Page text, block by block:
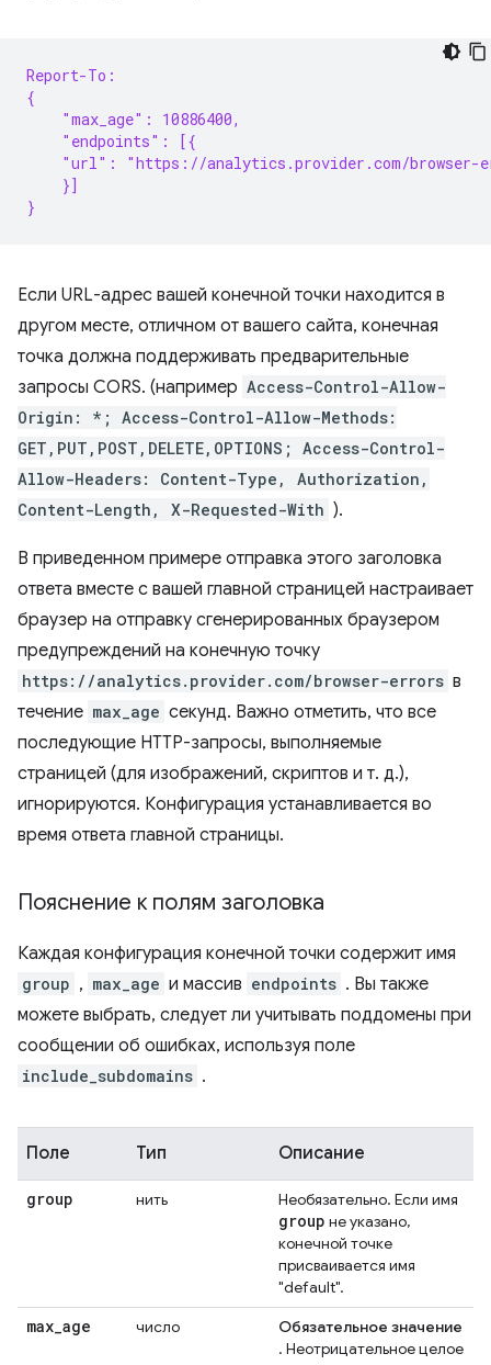
Report-To:
{
    "max_age": 10886400,
    "endpoints": [{
"url": "https://analytics.provider.com/browser-
    }]
}
Если URL-адрес вашей конечной точки находится в
другом месте, отличном от вашего сайта, конечная
точка должна поддерживать предварительные
запросы CORS. (например Access-Control-Allow-
Origin: *; Access-Control-Allow-Methods:
GET,PUT,POST,DELETE,OPTIONS; Access-Control-
Allow-Headers: Content-Type, Authorization,
Content-Length, X-Requested-With ).
В приведенном примере отправка этого заголовка
ответа вместе с вашей главной страницей настраивает
браузер на отправку сгенерированных браузером
предупреждений на конечную точку
https://analytics.provider.com/browser-errors в
течение max_age секунд. Важно отметить, что все
последующие HTTP-запросы, выполняемые
страницей (для изображений, скриптов и т. д.),
игнорируются. Конфигурация устанавливается во
время ответа главной страницы.
Пояснение к полям заголовка
Каждая конфигурация конечной точки содержит имя
group , max_age и массив endpoints . Вы также
можете выбрать, следует ли учитывать поддомены при
сообщении об ошибках, используя поле
include_subdomains .
Поле Тип Описание
group нить Необязательно. Если имя
group не указано,
конечной точке
присваивается имя
"default".
max_age число
Обязательное значение
. Неотрицательное целое